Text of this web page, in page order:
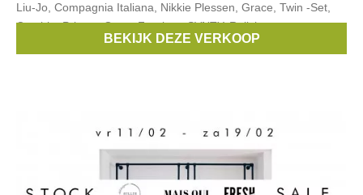
Liu-Jo, Compagnia Italiana, Nikkie Plessen, Grace, Twin -Set,
Cambio, Princes Goes, Frogbox, SVNTY, Relish en meer.
Kortingen tot -70% op winter-BEKIJK DEZE VERKOOP